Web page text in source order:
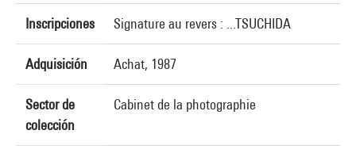
Inscripciones Signature au revers : ...TSUCHIDA
Adquisición Achat, 1987
Sector de
colección
Cabinet de la photographie